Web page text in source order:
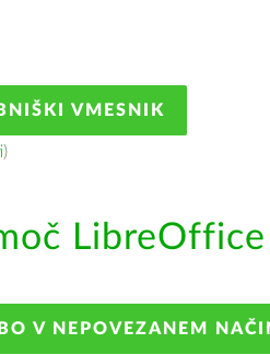
VMESNIK
)
V NEPOVEZANEM